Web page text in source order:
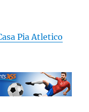
Pia Atletico